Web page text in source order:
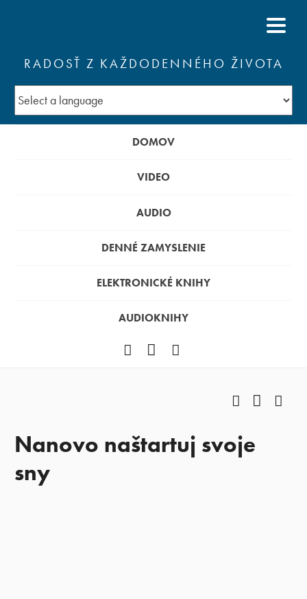
RADOSŤ Z KAŽDODENNÉHO ŽIVOTA
DOMOV
VIDEO
AUDIO
DENNÉ ZAMYSLENIE
ELEKTRONICKÉ KNIHY
AUDIOKNIHY
Facebook
YouTube
Facebook
Nanovo naštartuj svoje
sny